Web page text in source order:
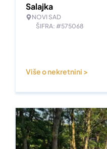
Salajka
NOVI SAD
ŠIFRA: #575068
Više o nekretnini >